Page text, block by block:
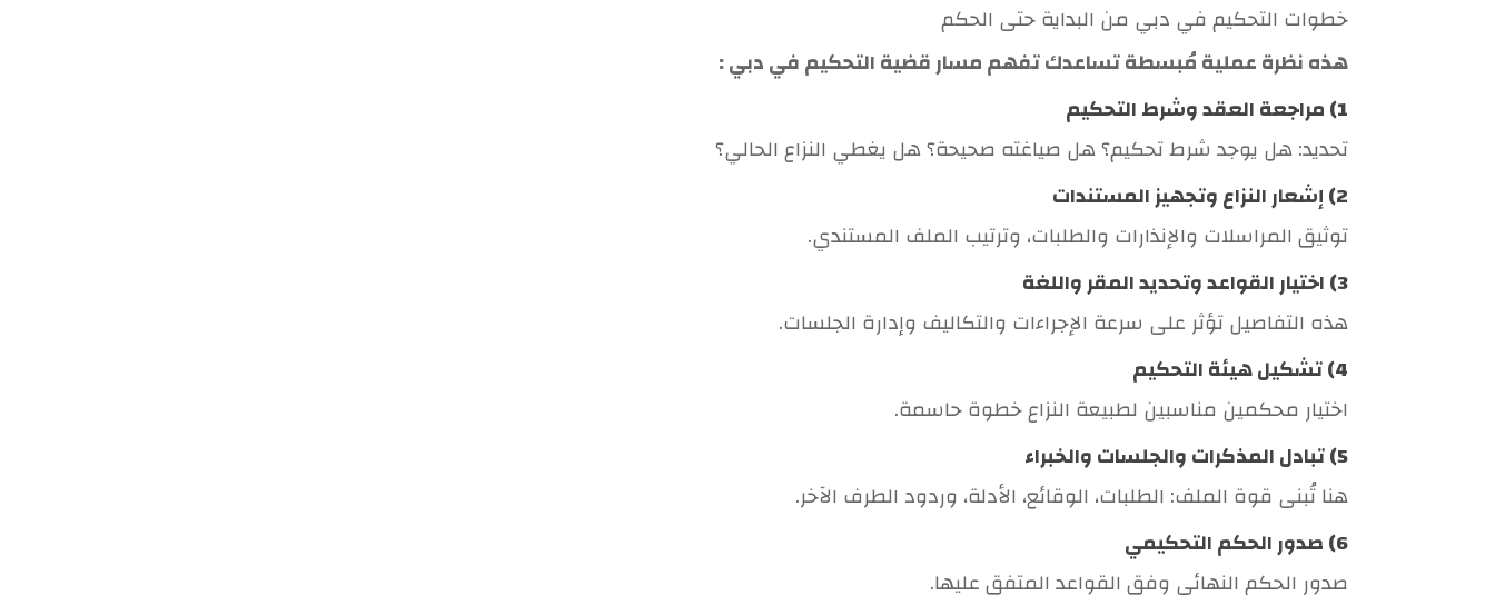
خطوات التحكيم في دبي من البداية حتى الحكم
هذه نظرة عملية مُبسطة تساعدك تفهم مسار قضية التحكيم في دبي :
1) مراجعة العقد وشرط التحكيم
تحديد: هل يوجد شرط تحكيم؟ هل صياغته صحيحة؟ هل يغطي النزاع الحالي؟
2) إشعار النزاع وتجهيز المستندات
توثيق المراسلات والإنذارات والطلبات، وترتيب الملف المستندي.
3) اختيار القواعد وتحديد المقر واللغة
هذه التفاصيل تؤثر على سرعة الإجراءات والتكاليف وإدارة الجلسات.
4) تشكيل هيئة التحكيم
اختيار محكمين مناسبين لطبيعة النزاع خطوة حاسمة.
5) تبادل المذكرات والجلسات والخبراء
هنا تُبنى قوة الملف: الطلبات، الوقائع، الأدلة، وردود الطرف الآخر.
6) صدور الحكم التحكيمي
صدور الحكم النهائي وفق القواعد المتفق عليها.